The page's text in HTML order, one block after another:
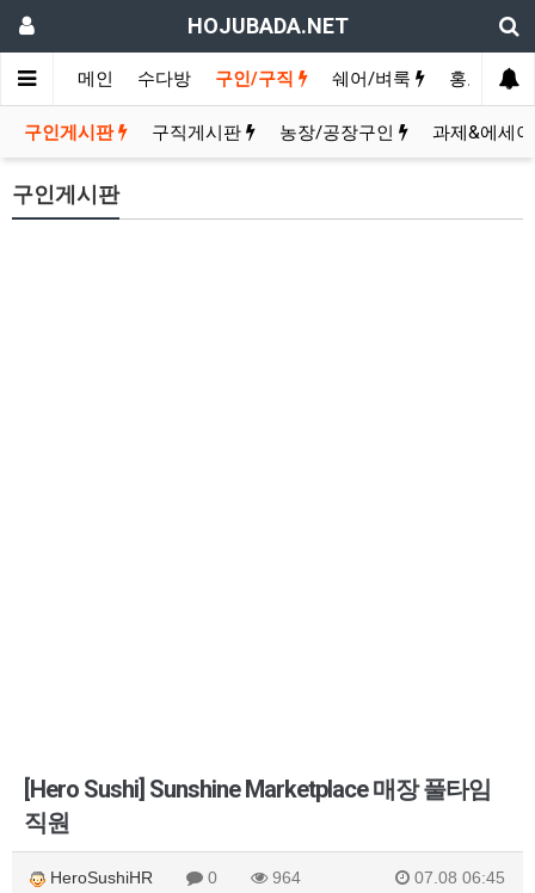
HOJUBADA.NET
메인 수다방 구인/구직 쉐어/벼룩 홍보방
구인게시판 구직게시판 농장/공장구인 과제&에세이
구인게시판
[Hero Sushi] Sunshine Marketplace 매장 풀타임
직원
HeroSushiHR 0 964 07.08 06:45